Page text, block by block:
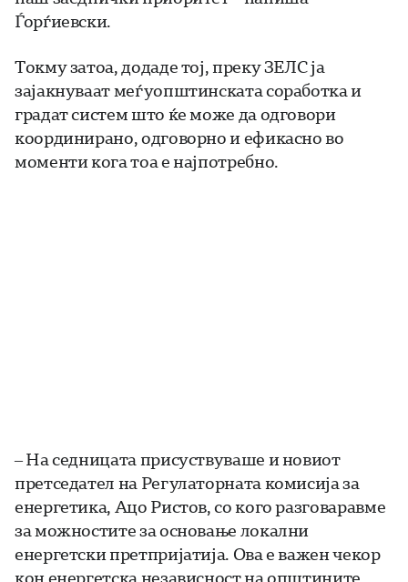
Ѓорѓиевски.
Токму затоа, додаде тој, преку ЗЕЛС ја
зајакнуваат меѓуопштинската соработка и
градат систем што ќе може да одговори
координирано, одговорно и ефикасно во
моменти кога тоа е најпотребно.
– На седницата присуствуваше и новиот
претседател на Регулаторната комисија за
енергетика, Ацо Ристов, со кого разговаравме
за можностите за основање локални
енергетски претпријатија. Ова е важен чекор
кон енергетска независност на општините.